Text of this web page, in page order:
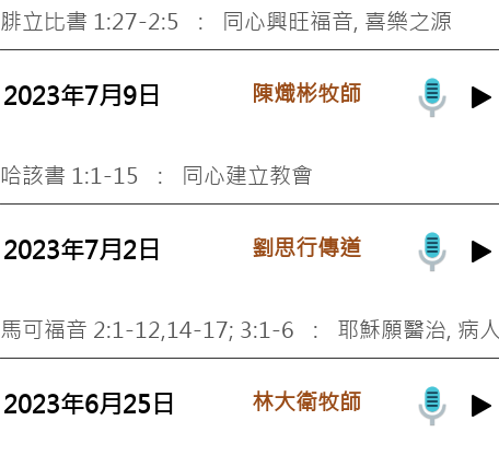
腓立比書 1:27-2:5 : 同心興旺福音, 喜樂之源
2023年7月9日 陳熾彬牧師
哈該書 1:1-15 : 同心建立教會
2023年7月2日 劉思行傳道
馬可福音 2:1-12,14-17; 3:1-6 : 耶穌願醫治, 病
2023年6月25日 林大衛牧師